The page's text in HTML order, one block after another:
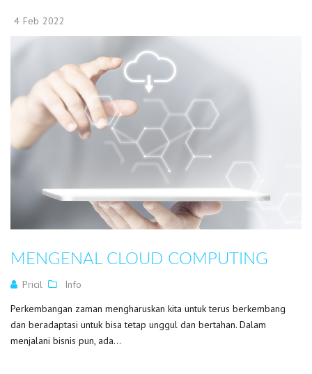
4 Feb 2022
MENGENAL CLOUD COMPUTING
Pricil
Info
Perkembangan zaman mengharuskan kita untuk terus berkembang
dan beradaptasi untuk bisa tetap unggul dan bertahan. Dalam
menjalani bisnis pun, ada...